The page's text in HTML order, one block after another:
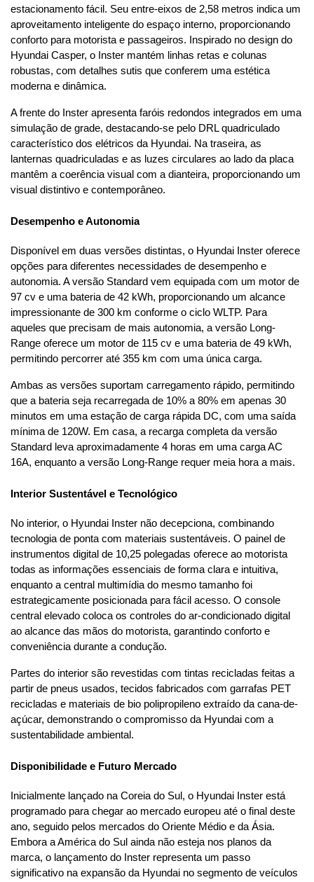
estacionamento fácil. Seu entre-eixos de 2,58 metros indica um
aproveitamento inteligente do espaço interno, proporcionando
conforto para motorista e passageiros. Inspirado no design do
Hyundai Casper, o Inster mantém linhas retas e colunas
robustas, com detalhes sutis que conferem uma estética
moderna e dinâmica.
A frente do Inster apresenta faróis redondos integrados em uma
simulação de grade, destacando-se pelo DRL quadriculado
característico dos elétricos da Hyundai. Na traseira, as
lanternas quadriculadas e as luzes circulares ao lado da placa
mantêm a coerência visual com a dianteira, proporcionando um
visual distintivo e contemporâneo.
Desempenho e Autonomia
Disponível em duas versões distintas, o Hyundai Inster oferece
opções para diferentes necessidades de desempenho e
autonomia. A versão Standard vem equipada com um motor de
97 cv e uma bateria de 42 kWh, proporcionando um alcance
impressionante de 300 km conforme o ciclo WLTP. Para
aqueles que precisam de mais autonomia, a versão Long-
Range oferece um motor de 115 cv e uma bateria de 49 kWh,
permitindo percorrer até 355 km com uma única carga.
Ambas as versões suportam carregamento rápido, permitindo
que a bateria seja recarregada de 10% a 80% em apenas 30
minutos em uma estação de carga rápida DC, com uma saída
mínima de 120W. Em casa, a recarga completa da versão
Standard leva aproximadamente 4 horas em uma carga AC
16A, enquanto a versão Long-Range requer meia hora a mais.
Interior Sustentável e Tecnológico
No interior, o Hyundai Inster não decepciona, combinando
tecnologia de ponta com materiais sustentáveis. O painel de
instrumentos digital de 10,25 polegadas oferece ao motorista
todas as informações essenciais de forma clara e intuitiva,
enquanto a central multimídia do mesmo tamanho foi
estrategicamente posicionada para fácil acesso. O console
central elevado coloca os controles do ar-condicionado digital
ao alcance das mãos do motorista, garantindo conforto e
conveniência durante a condução.
Partes do interior são revestidas com tintas recicladas feitas a
partir de pneus usados, tecidos fabricados com garrafas PET
recicladas e materiais de bio polipropileno extraído da cana-de-
açúcar, demonstrando o compromisso da Hyundai com a
sustentabilidade ambiental.
Disponibilidade e Futuro Mercado
Inicialmente lançado na Coreia do Sul, o Hyundai Inster está
programado para chegar ao mercado europeu até o final deste
ano, seguido pelos mercados do Oriente Médio e da Ásia.
Embora a América do Sul ainda não esteja nos planos da
marca, o lançamento do Inster representa um passo
significativo na expansão da Hyundai no segmento de veículos